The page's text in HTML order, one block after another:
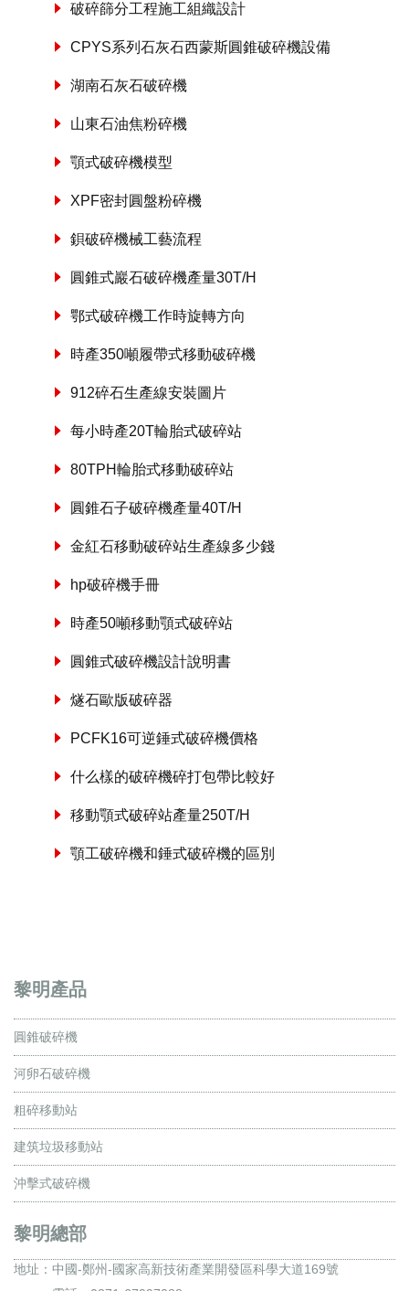
破碎篩分工程施工組織設計
CPYS系列石灰石西蒙斯圓錐破碎機設備
湖南石灰石破碎機
山東石油焦粉碎機
顎式破碎機模型
XPF密封圓盤粉碎機
鋇破碎機械工藝流程
圓錐式巖石破碎機產量30T/H
鄂式破碎機工作時旋轉方向
時產350噸履帶式移動破碎機
912碎石生產線安裝圖片
每小時產20T輪胎式破碎站
80TPH輪胎式移動破碎站
圓錐石子破碎機產量40T/H
金紅石移動破碎站生產線多少錢
hp破碎機手冊
時產50噸移動顎式破碎站
圓錐式破碎機設計說明書
燧石歐版破碎器
PCFK16可逆錘式破碎機價格
什么樣的破碎機碎打包帶比較好
移動顎式破碎站產量250T/H
顎工破碎機和錘式破碎機的區別
黎明產品
圓錐破碎機
河卵石破碎機
粗碎移動站
建筑垃圾移動站
沖擊式破碎機
黎明總部
地址： 中國-鄭州-國家高新技術產業開發區科學大道169號